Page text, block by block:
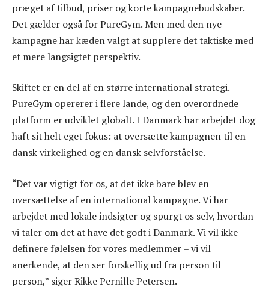
præget af tilbud, priser og korte kampagnebudskaber.
Det gælder også for PureGym. Men med den nye
kampagne har kæden valgt at supplere det taktiske med
et mere langsigtet perspektiv.
Skiftet er en del af en større international strategi.
PureGym opererer i flere lande, og den overordnede
platform er udviklet globalt. I Danmark har arbejdet dog
haft sit helt eget fokus: at oversætte kampagnen til en
dansk virkelighed og en dansk selvforståelse.
“Det var vigtigt for os, at det ikke bare blev en
oversættelse af en international kampagne. Vi har
arbejdet med lokale indsigter og spurgt os selv, hvordan
vi taler om det at have det godt i Danmark. Vi vil ikke
definere følelsen for vores medlemmer – vi vil
anerkende, at den ser forskellig ud fra person til
person,” siger Rikke Pernille Petersen.